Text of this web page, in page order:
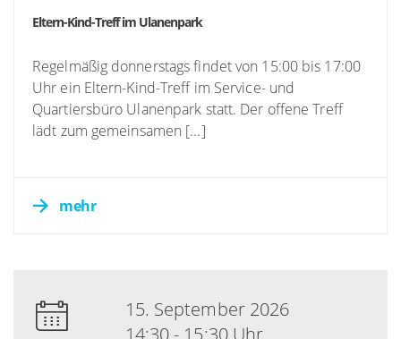
Eltern-Kind-Treff im Ulanenpark
Regelmäßig donnerstags findet von 15:00 bis 17:00
Uhr ein Eltern-Kind-Treff im Service- und
Quartiersbüro Ulanenpark statt. Der offene Treff
lädt zum gemeinsamen [...]
mehr
15. September 2026